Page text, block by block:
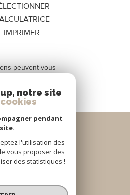
IMPRIMER
peuvent vous
Se
PROPRIÉTAIRE
notre site
pendant
l'utilisation des
vous proposer des
des statistiques !